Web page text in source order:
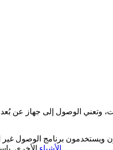
وتعني الوصول إلى جهاز عن بُعد
ويستخدمون برنامج الوصول غير